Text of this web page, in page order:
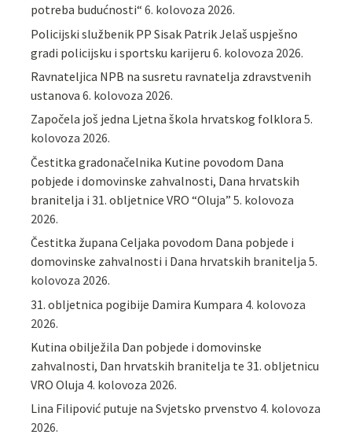
potreba budućnosti“ 6. kolovoza 2026.
Policijski službenik PP Sisak Patrik Jelaš uspješno
gradi policijsku i sportsku karijeru 6. kolovoza 2026.
Ravnateljica NPB na susretu ravnatelja zdravstvenih
ustanova 6. kolovoza 2026.
Započela još jedna Ljetna škola hrvatskog folklora 5.
kolovoza 2026.
Čestitka gradonačelnika Kutine povodom Dana
pobjede i domovinske zahvalnosti, Dana hrvatskih
branitelja i 31. obljetnice VRO “Oluja” 5. kolovoza
2026.
Čestitka župana Celjaka povodom Dana pobjede i
domovinske zahvalnosti i Dana hrvatskih branitelja 5.
kolovoza 2026.
31. obljetnica pogibije Damira Kumpara 4. kolovoza
2026.
Kutina obilježila Dan pobjede i domovinske
zahvalnosti, Dan hrvatskih branitelja te 31. obljetnicu
VRO Oluja 4. kolovoza 2026.
Lina Filipović putuje na Svjetsko prvenstvo 4. kolovoza
2026.